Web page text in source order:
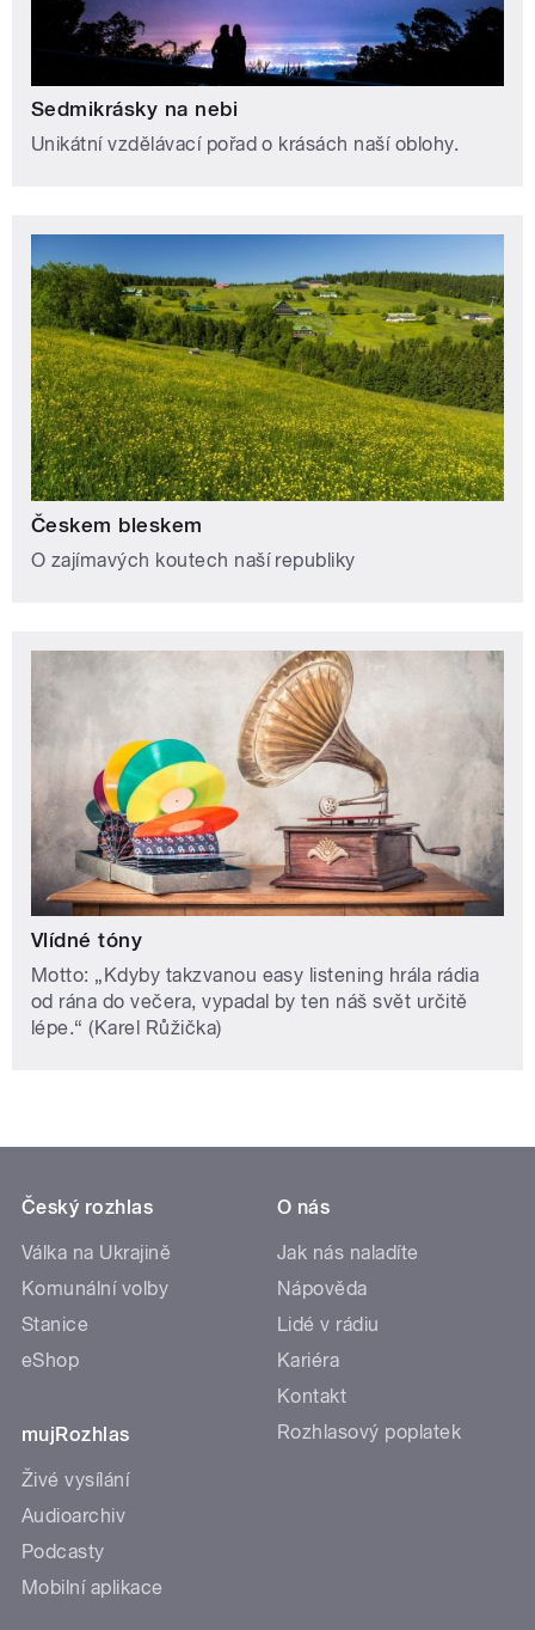
Sedmikrásky na nebi
Unikátní vzdělávací pořad o krásách naší oblohy.
Českem bleskem
O zajímavých koutech naší republiky
Vlídné tóny
Motto: „Kdyby takzvanou easy listening hrála rádia
od rána do večera, vypadal by ten náš svět určitě
lépe.“ (Karel Růžička)
Český rozhlas
Válka na Ukrajině
Komunální volby
Stanice
eShop
mujRozhlas
Živé vysílání
Audioarchiv
Podcasty
Mobilní aplikace
O nás
Jak nás naladíte
Nápověda
Lidé v rádiu
Kariéra
Kontakt
Rozhlasový poplatek